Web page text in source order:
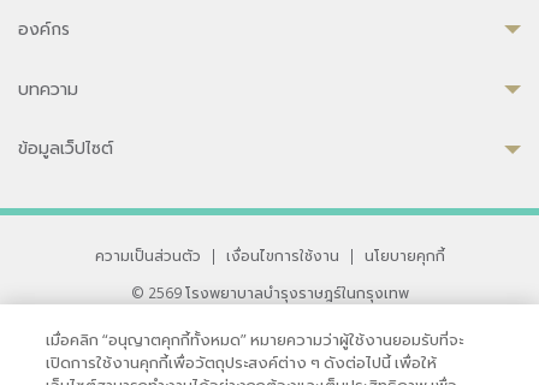
องค์กร
บทความ
ข้อมูลเว็ปไซต์
ความเป็นส่วนตัว | เงื่อนไขการใช้งาน |
นโยบายคุกกี้
© 2569 โรงพยาบาลบำรุงราษฎร์ในกรุงเทพ
33 สุขุมวิท ซอย 3 เขตวัฒนา กรุงเทพ 10110 ประเทศไทย
หากท่านมีข้อคิดเห็นหรือปัญหาในการใช้เว็บไซต์ของเรา
เมื่อคลิก “อนุญาตคุกกี้ทั้งหมด” หมายความว่าผู้ใช้งานยอมรับที่จะ
เปิดการใช้งานคุกกี้เพื่อวัตถุประสงค์ต่าง ๆ ดังต่อไปนี้ เพื่อให้